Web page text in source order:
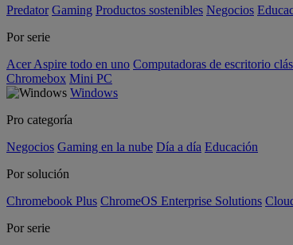
Predator Gaming Productos sostenibles Negocios
Por serie
Acer Aspire todo en uno Computadoras de escritorio
Chromebox Mini PC
Windows
Pro categoría
Negocios Gaming en la nube Día a día Educación
Por solución
Chromebook Plus ChromeOS Enterprise Solutions
Por serie